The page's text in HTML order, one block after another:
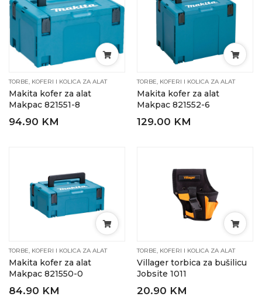
TORBE, KOFERI I KOLICA ZA ALAT
Makita kofer za alat
Makpac 821551-8
94.90 KM
TORBE, KOFERI I KOLICA ZA ALAT
Makita kofer za alat
Makpac 821552-6
129.00 KM
TORBE, KOFERI I KOLICA ZA ALAT
Makita kofer za alat
Makpac 821550-0
84.90 KM
TORBE, KOFERI I KOLICA ZA ALAT
Villager torbica za bušilicu
Jobsite 1011
20.90 KM